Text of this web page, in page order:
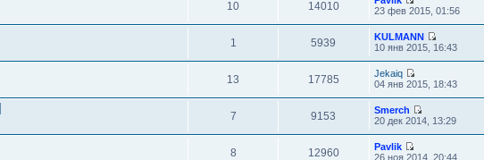
10 14010
23 фев 2015, 01:56
1 5939
KULMANN
10 янв 2015, 16:43
13 17785
Jekaiq
04 янв 2015, 18:43
7 9153
Smerch
20 дек 2014, 13:29
8 12960
Pavlik
26 ноя 2014, 20:44